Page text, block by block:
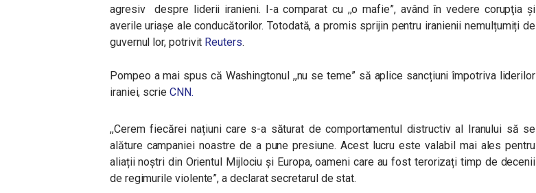
agresiv despre liderii iranieni. I-a comparat cu ,,o mafie”, având în vedere corupţia şi
averile uriaşe ale conducătorilor. Totodată, a promis sprijin pentru iranienii nemulțumiți de
guvernul lor, potrivit Reuters.
Pompeo a mai spus că Washingtonul ,,nu se teme” să aplice sancțiuni împotriva liderilor
iraniei, scrie CNN.
,,Cerem fiecărei națiuni care s-a săturat de comportamentul distructiv al Iranului să se
alăture campaniei noastre de a pune presiune. Acest lucru este valabil mai ales pentru
aliații noștri din Orientul Mijlociu și Europa, oameni care au fost terorizați timp de decenii
de regimurile violente”, a declarat secretarul de stat.